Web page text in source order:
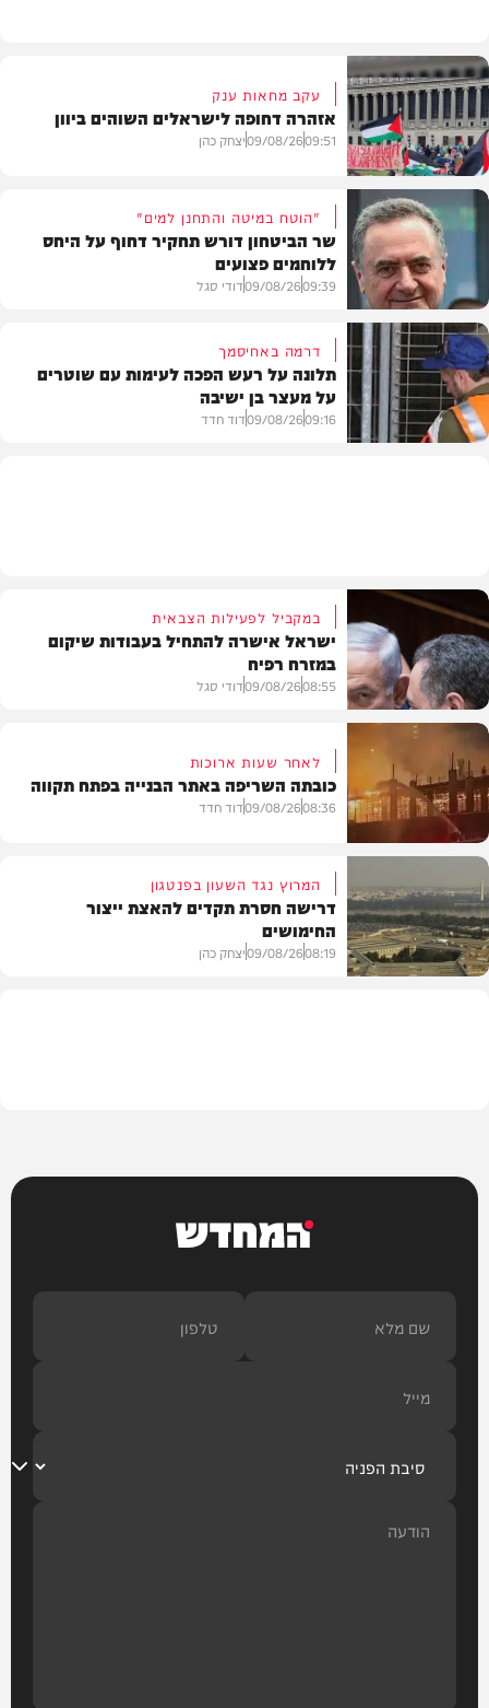
חדשות
עקב מחאות ענק
אזהרה דחופה לישראלים השוהים ביוון
09:51
09/08/26יצחק כהן
חדשות
"הוטח במיטה והתחנן למים"
שר הביטחון דורש תחקיר דחוף על היחס
ללוחמים פצועים
09:39
09/08/26דודי סגל
דרמה באחיסמך
תלונה על רעש הפכה לעימות עם שוטרים
על מעצר בן ישיבה
09:16
09/08/26דוד חדד
חדשות
במקביל לפעילות הצבאית
ישראל אישרה להתחיל בעבודות שיקום
במזרח רפיח
08:55
09/08/26דודי סגל
חדשות
לאחר שעות ארוכות
כובתה השריפה באתר הבנייה בפתח תקווה
08:36
09/08/26דוד חדד
המרוץ נגד השעון בפנטגון
דרישה חסרת תקדים להאצת ייצור
החימושים
08:19
09/08/26יצחק כהן
המחדש